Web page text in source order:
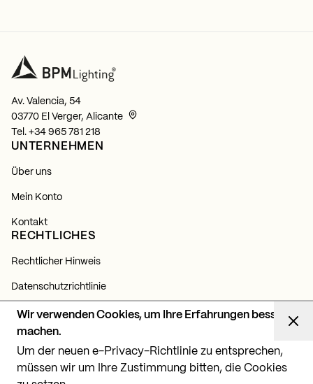
Wir verwenden Cookies, um Ihre Erfahrungen besser
machen.
Um der neuen e-Privacy-Richtlinie zu entsprechen,
müssen wir um Ihre Zustimmung bitten, die Cookies
Av. Valencia, 54
03770 El Verger, Alicante
Tel. +34 965 781 218
UNTERNEHMEN
Über uns
Mein Konto
Kontakt
RECHTLICHES
Rechtlicher Hinweis
Datenschutzrichtlinie
Cookie-Richtlinie
NEWSLETTER
Abonnieren Sie sich und erfahren Sie alles über unsere
Neuigkeiten, Produkte und Lichtprojekte.